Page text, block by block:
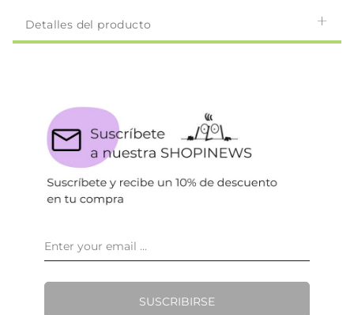
Detalles del producto
SUSCRIBIRSE